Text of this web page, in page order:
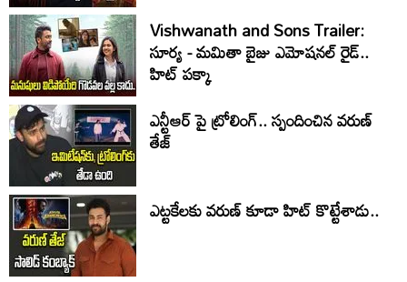
Vishwanath and Sons Trailer:
సూర్య - మమితా బైజు ఎమోషనల్ రైడ్..
హిట్ పక్కా
ఎన్టీఆర్ పై ట్రోలింగ్.. స్పందించిన వరుణ్
తేజ్
ఎట్టకేలకు వరుణ్ కూడా హిట్ కొట్టేశాడు..